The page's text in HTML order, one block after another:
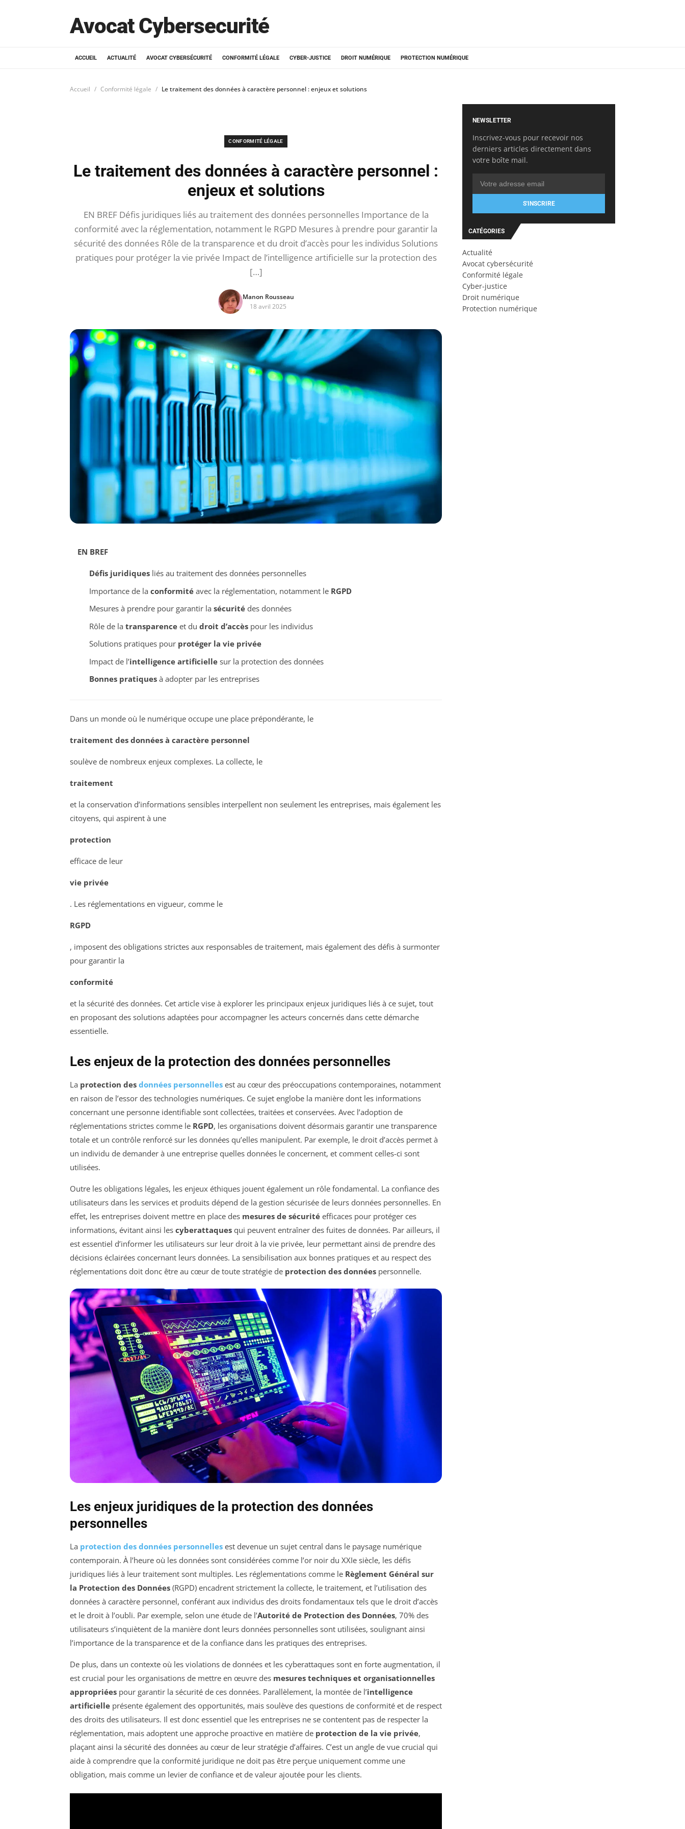
Avocat Cybersecurité
ACCUEIL ACTUALITÉ AVOCAT CYBERSÉCURITÉ CONFORMITÉ LÉGALE CYBER-JUSTICE DROIT NUMÉRIQUE PROTECTION NUMÉRIQUE
Accueil Conformité légale Le traitement des données à caractère personnel : enjeux et solutions
CONFORMITÉ LÉGALE
Le traitement des données à caractère personnel :
enjeux et solutions
EN BREF Défis juridiques liés au traitement des données personnelles Importance de la
conformité avec la réglementation, notamment le RGPD Mesures à prendre pour garantir la
sécurité des données Rôle de la transparence et du droit d’accès pour les individus Solutions
pratiques pour protéger la vie privée Impact de l’intelligence artificielle sur la protection des
[…]
Manon Rousseau
18 avril 2025
EN BREF
Défis juridiquesliés au traitement des données personnelles
Importance de la conformitéavec la réglementation, notamment le RGPD
Mesures à prendre pour garantir la sécuritédes données
Rôle de la transparenceet du droit d’accèspour les individus
Solutions pratiques pour protéger la vie privée
Impact de l’intelligence artificiellesur la protection des données
Bonnes pratiquesà adopter par les entreprises
Dans un monde où le numérique occupe une place prépondérante, le
traitement des données à caractère personnel
soulève de nombreux enjeux complexes. La collecte, le
traitement
et la conservation d’informations sensibles interpellent non seulement les entreprises, mais également les
citoyens, qui aspirent à une
protection
efficace de leur
vie privée
. Les réglementations en vigueur, comme le
RGPD
, imposent des obligations strictes aux responsables de traitement, mais également des défis à surmonter
pour garantir la
conformité
et la sécurité des données. Cet article vise à explorer les principaux enjeux juridiques liés à ce sujet, tout
en proposant des solutions adaptées pour accompagner les acteurs concernés dans cette démarche
essentielle.
Les enjeux de la protection des données personnelles
La protection des données personnelles est au cœur des préoccupations contemporaines, notamment
en raison de l’essor des technologies numériques. Ce sujet englobe la manière dont les informations
concernant une personne identifiable sont collectées, traitées et conservées. Avec l’adoption de
réglementations strictes comme le RGPD, les organisations doivent désormais garantir une transparence
totale et un contrôle renforcé sur les données qu’elles manipulent. Par exemple, le droit d’accès permet à
un individu de demander à une entreprise quelles données le concernent, et comment celles-ci sont
utilisées.
Outre les obligations légales, les enjeux éthiques jouent également un rôle fondamental. La confiance des
utilisateurs dans les services et produits dépend de la gestion sécurisée de leurs données personnelles. En
effet, les entreprises doivent mettre en place des mesures de sécurité efficaces pour protéger ces
informations, évitant ainsi les cyberattaques qui peuvent entraîner des fuites de données. Par ailleurs, il
est essentiel d’informer les utilisateurs sur leur droit à la vie privée, leur permettant ainsi de prendre des
décisions éclairées concernant leurs données. La sensibilisation aux bonnes pratiques et au respect des
réglementations doit donc être au cœur de toute stratégie de protection des données personnelle.
Les enjeux juridiques de la protection des données
personnelles
La protection des données personnelles est devenue un sujet central dans le paysage numérique
contemporain. À l’heure où les données sont considérées comme l’or noir du XXIe siècle, les défis
juridiques liés à leur traitement sont multiples. Les réglementations comme le Règlement Général sur
la Protection des Données (RGPD) encadrent strictement la collecte, le traitement, et l’utilisation des
données à caractère personnel, conférant aux individus des droits fondamentaux tels que le droit d’accès
et le droit à l’oubli. Par exemple, selon une étude de l’Autorité de Protection des Données, 70% des
utilisateurs s’inquiètent de la manière dont leurs données personnelles sont utilisées, soulignant ainsi
l’importance de la transparence et de la confiance dans les pratiques des entreprises.
De plus, dans un contexte où les violations de données et les cyberattaques sont en forte augmentation, il
est crucial pour les organisations de mettre en œuvre des mesures techniques et organisationnelles
appropriées pour garantir la sécurité de ces données. Parallèlement, la montée de l’intelligence
artificielle présente également des opportunités, mais soulève des questions de conformité et de respect
des droits des utilisateurs. Il est donc essentiel que les entreprises ne se contentent pas de respecter la
réglementation, mais adoptent une approche proactive en matière de protection de la vie privée,
plaçant ainsi la sécurité des données au cœur de leur stratégie d’affaires. C’est un angle de vue crucial qui
aide à comprendre que la conformité juridique ne doit pas être perçue uniquement comme une
obligation, mais comme un levier de confiance et de valeur ajoutée pour les clients.
NEWSLETTER
Inscrivez-vous pour recevoir nos
derniers articles directement dans
votre boîte mail.
S'INSCRIRE
CATÉGORIES
Actualité
Avocat cybersécurité
Conformité légale
Cyber-justice
Droit numérique
Protection numérique